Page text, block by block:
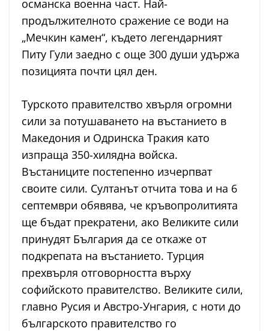
османска военна част. Най-
продължителното сражение се води на
„Мечкин камен“, където легендарният
Питу Гули заедно с още 300 души удържа
позицията почти цял ден.
Турското правителство хвърля огромни
сили за потушаването на въстанието в
Македония и Одринска Тракия като
изпраща 350-хилядна войска.
Въстаниците постепенно изчерпват
своите сили. Султанът отчита това и на 6
септември обявява, че кръвопролитията
ще бъдат прекратени, ако Великите сили
принудят България да се откаже от
подкрепата на въстанието. Турция
прехвърля отговорността върху
софийското правителство. Великите сили,
главно Русия и Австро-Унгария, с ноти до
българското правителство го